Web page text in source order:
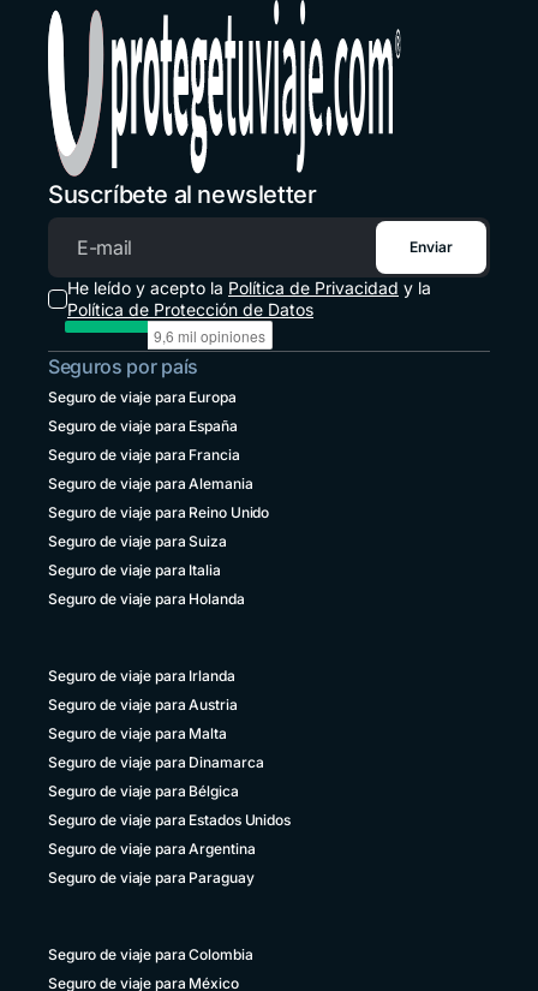
Estados Unidos
+1 914 826 8771
Guatemala
+502 2 3141396
Honduras
+1 914 826 8771
México
Panamá
+507 833 7978
Paraguay
+595 21 2380238
Perú
+51 1 6449164
República Dominicana
Uruguay
+598 4 135983937
Suscríbete al newsletter
Correo electrónico
Enviar
He leído y acepto la Política de Privacidad y la
Política de Protección de Datos
Seguros por país
Seguro de viaje para Europa
Seguro de viaje para España
Seguro de viaje para Francia
Seguro de viaje para Alemania
Seguro de viaje para Reino Unido
Seguro de viaje para Suiza
Seguro de viaje para Italia
Seguro de viaje para Holanda
Seguro de viaje para Irlanda
Seguro de viaje para Austria
Seguro de viaje para Malta
Seguro de viaje para Dinamarca
Seguro de viaje para Bélgica
Seguro de viaje para Estados Unidos
Seguro de viaje para Argentina
Seguro de viaje para Paraguay
Seguro de viaje para Colombia
Seguro de viaje para México